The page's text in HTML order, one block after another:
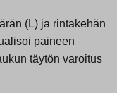
(L) ja rintakehän
paineen
täytön varoitus